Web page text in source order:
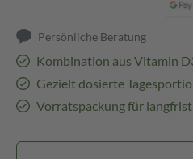
Persönliche Beratung
Kombination aus Vitamin
Gezielt dosierte
Vorratspackung für